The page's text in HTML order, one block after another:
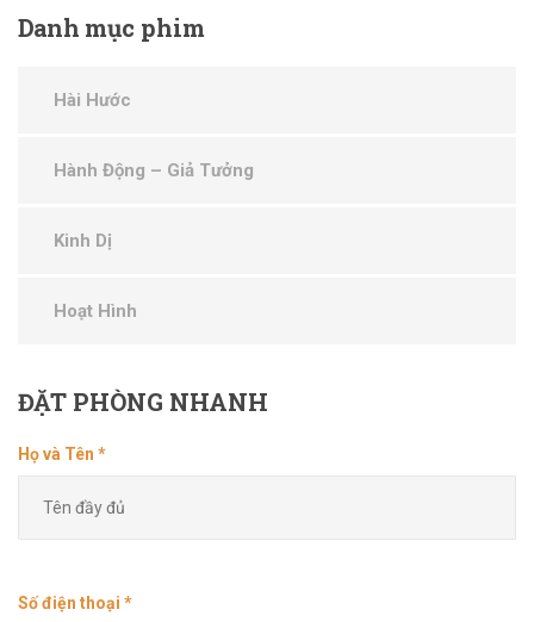
Danhmục phim
Hài Hước
Hành Động – Giả Tưởng
Kinh Dị
Hoạt Hình
ĐẶTPHÒNG NHANH
Họ và Tên *
Số điện thoại *